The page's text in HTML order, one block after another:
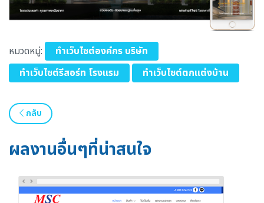
หมวดหมู่:
ทำเว็บไซต์องค์กร บริษัท
ทำเว็บไซต์รีสอร์ท โรงแรม
ทำเว็บไซต์ตกแต่งบ้าน
กลับ
ผลงานอื่นๆที่น่าสนใจ